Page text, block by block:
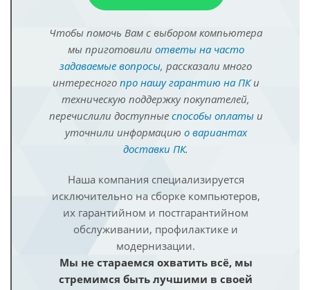
Чтобы помочь Вам с выбором компьютера
мы приготовили ответы на часто
задаваемые вопросы, рассказали много
интересного про нашу гарантию на ПКи
техническую поддержку покупателей,
перечислили доступные способы оплатыи
уточнили информацию о вариантах
доставки ПК.
Наша компания специализируется
исключительно на сборке компьютеров,
их гарантийном и постгарантийном
обслуживании, профилактике и
модернизации.
Мы не стараемся охватить всё, мы
стремимся быть лучшими в своей